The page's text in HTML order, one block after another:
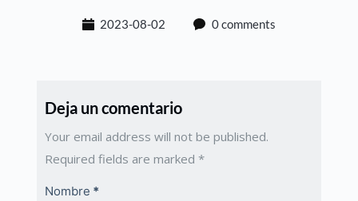
2023-08-02 0 comments
Deja un comentario
Your email address will not be published.
Required fields are marked*
Nombre *